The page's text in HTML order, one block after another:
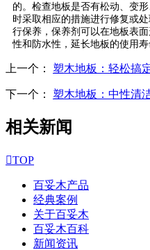
的。检查地板是否有松动、变
时采取相应的措施进行修复或
行保养，保养剂可以在地板表
性和防水性，延长地板的使用寿
上一个： 塑木地板：轻松搞
下一个： 塑木地板：中性清
相关新闻
TOP
百妥木产品
经典案例
关于百妥木
百妥木百科
新闻资讯